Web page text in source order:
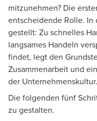
mitzunehmen? Die
entscheidende Rolle. In
gestellt: Zu schnelles
langsames Handeln
findet, legt den
Zusammenarbeit und
der Unternehmenskultur.
Die folgenden fünf
zu gestalten.
Julian Theus
Leiter Niederlassung